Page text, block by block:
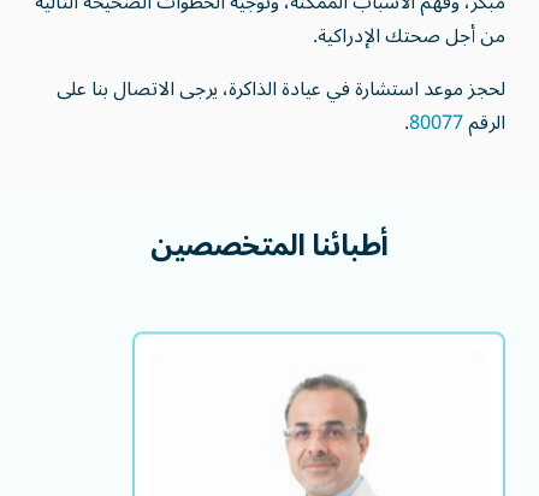
من أجل صحتك الإدراكية.
لحجز موعد استشارة في عيادة الذاكرة، يرجى الاتصال بنا على
الرقم80077
.
أطبائناالمتخصصين
بكالوريوس في الطب والجراحة
استشاري طب الأعصاب